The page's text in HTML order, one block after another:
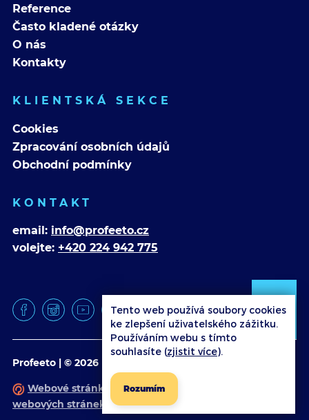
Reference
Často kladené otázky
O nás
Kontakty
KLIENTSKÁ SEKCE
Cookies
Zpracování osobních údajů
Obchodní podmínky
KONTAKT
email: info@profeeto.cz
volejte: +420 224 942 775
Profeeto | © 2026
Webové stránky vytvořiloPoski.com
webových stránek
na míru.
Tento web používá soubory cookies
ke zlepšení uživatelského zážitku.
Používáním webu s tímto
souhlasíte (zjistit více).
Rozumím